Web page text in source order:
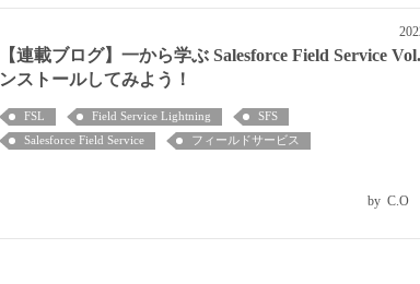
【連載ブログ】一から学ぶ Salesforce Field Service
ンストールしてみよう！
FSL Field Service Lightning
SFS
Salesforce Field Service
フィールドサービス
C.O